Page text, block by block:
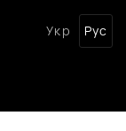
Укр Рус